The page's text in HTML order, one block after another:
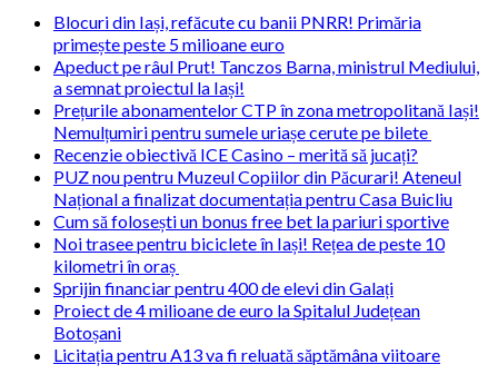
Blocuri din Iași, refăcute cu banii PNRR! Primăria
primește peste 5 milioane euro
Apeduct pe râul Prut! Tanczos Barna, ministrul Mediului,
a semnat proiectul la Iași!
Prețurile abonamentelor CTP în zona metropolitană Iași!
Nemulțumiri pentru sumele uriașe cerute pe bilete
Recenzie obiectivă ICE Casino – merită să jucați?
PUZ nou pentru Muzeul Copiilor din Păcurari! Ateneul
Național a finalizat documentația pentru Casa Buicliu
Cum să folosești un bonus free bet la pariuri sportive
Noi trasee pentru biciclete în Iași! Rețea de peste 10
kilometri în oraș
Sprijin financiar pentru 400 de elevi din Galați
Proiect de 4 milioane de euro la Spitalul Județean
Botoșani
Licitația pentru A13 va fi reluată săptămâna viitoare